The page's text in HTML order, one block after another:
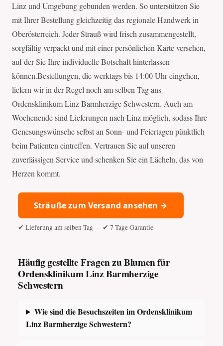
Linz und Umgebung gebunden werden. So unterstützen Sie
mit Ihrer Bestellung gleichzeitig das regionale Handwerk in
Oberösterreich. Jeder Strauß wird frisch zusammengestellt,
sorgfältig verpackt und mit einer persönlichen Karte versehen,
auf der Sie Ihre individuelle Botschaft hinterlassen
können.Bestellungen, die werktags bis 14:00 Uhr eingehen,
liefern wir in der Regel noch am selben Tag ans
Ordensklinikum Linz Barmherzige Schwestern. Auch am
Wochenende sind Lieferungen nach Linz möglich, sodass Ihre
Genesungswünsche selbst an Sonn- und Feiertagen pünktlich
beim Patienten eintreffen. Vertrauen Sie auf unseren
zuverlässigen Service und schenken Sie ein Lächeln, das von
Herzen kommt.
Sträuße zum Versand ansehen →
✔ Lieferung am selben Tag · ✔ 7 Tage Garantie
Häufig gestellte Fragen zu Blumen für
Ordensklinikum Linz Barmherzige
Schwestern
Wie sind die Besuchszeiten im Ordensklinikum
Linz Barmherzige Schwestern?